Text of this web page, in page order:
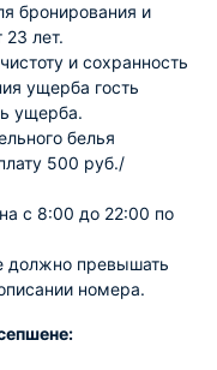
бронирования и
23 лет.
и сохранность
ущерба гость
ущерба.
белья
500 руб./
с 8:00 до 22:00 по
должно превышать
номера.